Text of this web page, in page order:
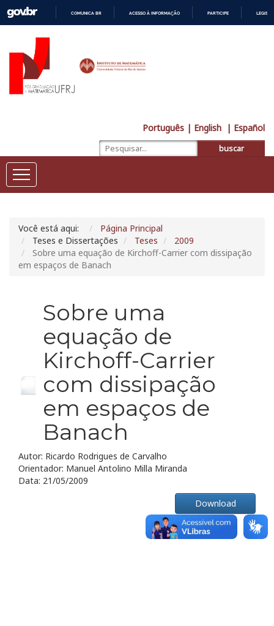
COMUNICA BR ACESSO À INFORMAÇÃO PARTICIPE
Português | English | Español
buscar
Você está aqui:
Página Principal
Teses e Dissertações
Teses
2009
Sobre uma equação de Kirchoff-Carrier com dissipação
em espaços de Banach
Sobre uma
equação de
Kirchoff-Carrier
com dissipação
em espaços de
Banach
Autor: Ricardo Rodrigues de Carvalho
Orientador: Manuel Antolino Milla Miranda
Data: 21/05/2009
Download